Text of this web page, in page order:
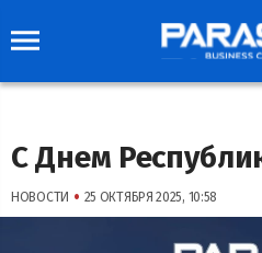
С Днем
НОВОСТИ • 25 ОКТЯБРЯ 2025, 10:58